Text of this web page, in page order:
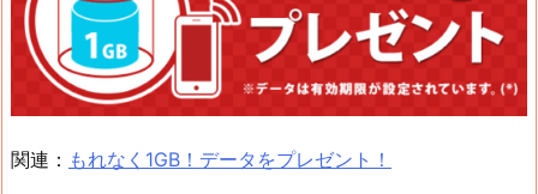
関連： もれなく1GB！データをプレゼント！